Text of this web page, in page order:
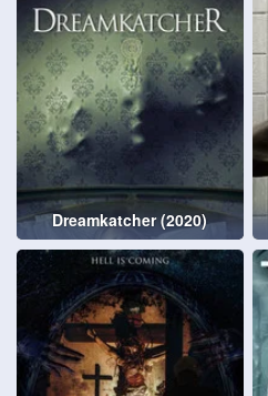
Dreamkatcher (2020)